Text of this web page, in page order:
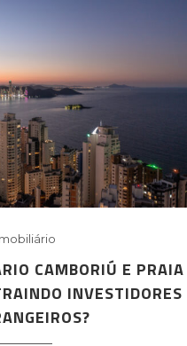
CAMBORIÚ E PRAIA
INVESTIDORES